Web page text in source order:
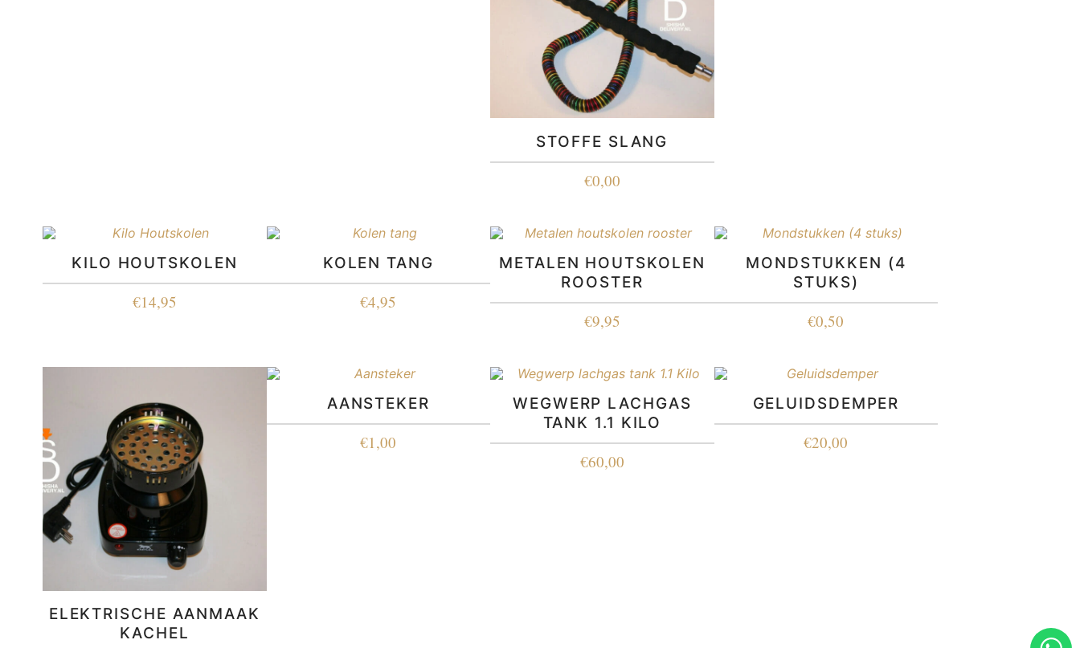
STOFFE SLANG
€0,00
KILO HOUTSKOLEN
€14,95
KOLEN TANG
€4,95
METALEN HOUTSKOLEN
ROOSTER
€9,95
MONDSTUKKEN (4
STUKS)
€0,50
ELEKTRISCHE AANMAAK
KACHEL
AANSTEKER
€1,00
WEGWERP LACHGAS
TANK 1.1 KILO
€60,00
GELUIDSDEMPER
€20,00